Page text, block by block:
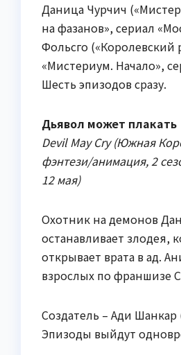
Даница Чурчич
на фазанов», сериал
Фольсго («Королевский
«Мистериум. Начало»,
Шесть эпизодов сразу.
Дьявол может плакать
Devil May Cry (Южная
фэнтези/анимация, 2
12 мая)
Охотник на демонов
останавливает злодея,
открывает врата в ад.
взрослых по франшизе
Создатель – Ади Шанкар
Эпизоды выйдут